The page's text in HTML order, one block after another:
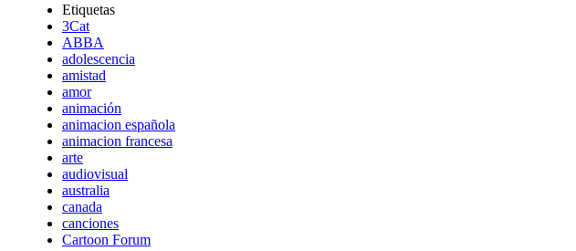
Etiquetas
3Cat
ABBA
adolescencia
amistad
amor
animación
animacion española
animacion francesa
arte
audiovisual
australia
canada
canciones
Cartoon Forum